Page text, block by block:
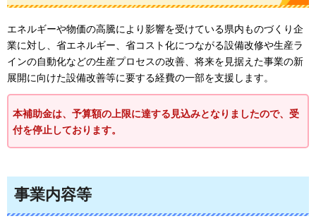
エネルギーや物価の高騰により影響を受けている県内ものづくり企
業に対し、省エネルギー、省コスト化につながる設備改修や生産ラ
インの自動化などの生産プロセスの改善、将来を見据えた事業の新
展開に向けた設備改善等に要する経費の一部を支援します。
本補助金は、予算額の上限に達する見込みとなりましたので、受
付を停止しております。
事業内容等